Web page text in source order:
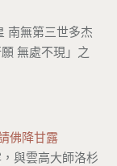
南無第三世多杰
無處不現」之
佛降甘露
與雲高大師洛杉